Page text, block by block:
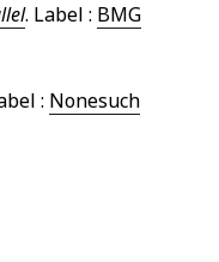
. Label : BMG
: Nonesuch